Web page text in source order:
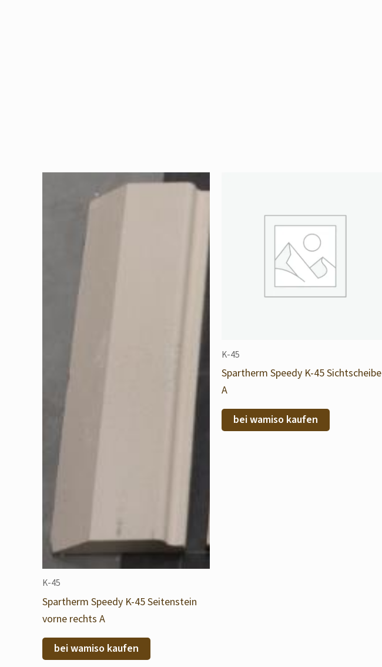
K-45
Spartherm Speedy K-45 Seitenstein
vorne rechts A
bei wamiso kaufen
K-45
Spartherm Speedy K-45 Sichtscheibe
A
bei wamiso kaufen